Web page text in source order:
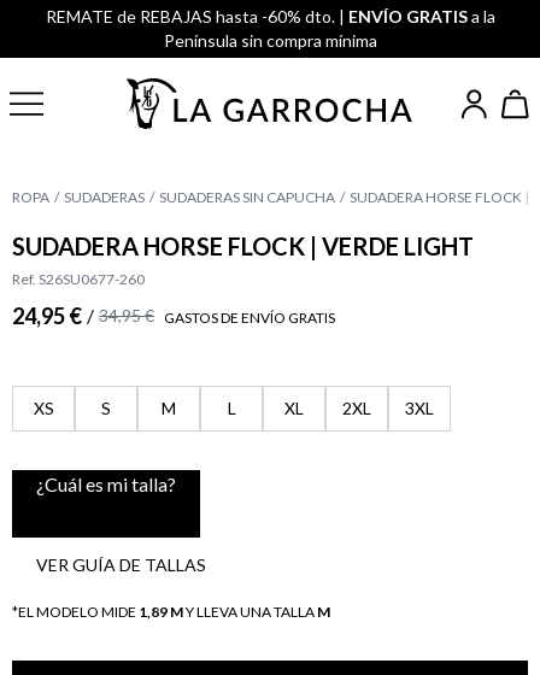
REMATE de REBAJAS hasta -60% dto. | ENVÍO GRATISa la
Península sin compra mínima
ROPA SUDADERAS SUDADERAS SIN CAPUCHA SUDADERA HORSE FLOCK |
SUDADERA HORSE FLOCK | VERDE LIGHT
Ref. S26SU0677-260
24,95 € / 34,95 € GASTOS DE ENVÍO GRATIS
XS S M L XL 2XL 3XL
¿Cuál es mi talla?
VER GUÍA DE TALLAS
*EL MODELO MIDE 1,89 MY LLEVA UNA TALLA M